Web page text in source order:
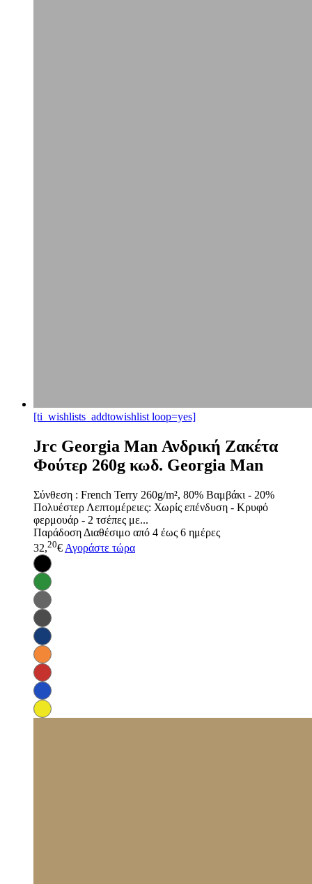
[ti_wishlists_addtowishlist loop=yes]
Jrc Georgia Man Ανδρική Ζακέτα
Φούτερ 260g κωδ. Georgia Man
Σύνθεση : French Terry 260g/m², 80% Βαμβάκι - 20%
Πολυέστερ Λεπτομέρειες: Χωρίς επένδυση - Κρυφό
φερμουάρ - 2 τσέπες με...
Παράδοση Διαθέσιμο από 4 έως 6 ημέρες
32,20€ Αγοράστε τώρα